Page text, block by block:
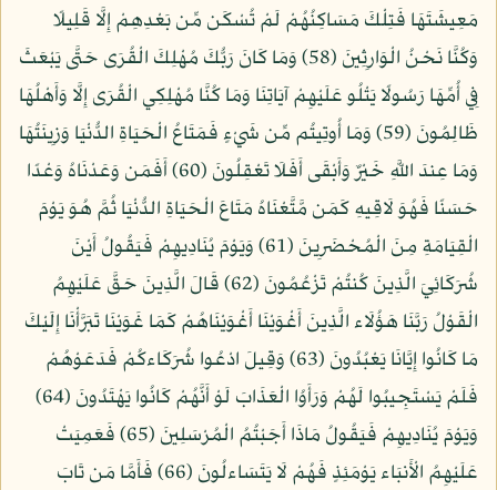
مَعِيشَتَهَا فَتِلْكَ مَسَاكِنُهُمْ لَمْ تُسْكَن مِّن بَعْدِهِمْ إِلَّا قَلِيلًا
وَكُنَّا نَحْنُ الْوَارِثِينَ (58) وَمَا كَانَ رَبُّكَ مُهْلِكَ الْقُرَى حَتَّى يَبْعَثَ
فِي أُمِّهَا رَسُولًا يَتْلُو عَلَيْهِمْ آيَاتِنَا وَمَا كُنَّا مُهْلِكِي الْقُرَى إِلَّا وَأَهْلُهَا
ظَالِمُونَ (59) وَمَا أُوتِيتُم مِّن شَيْءٍ فَمَتَاعُ الْحَيَاةِ الدُّنْيَا وَزِينَتُهَا
وَمَا عِندَ اللَّهِ خَيْرٌ وَأَبْقَى أَفَلَا تَعْقِلُونَ (60) أَفَمَن وَعَدْنَاهُ وَعْدًا
حَسَنًا فَهُوَ لَاقِيهِ كَمَن مَّتَّعْنَاهُ مَتَاعَ الْحَيَاةِ الدُّنْيَا ثُمَّ هُوَ يَوْمَ
الْقِيَامَةِ مِنَ الْمُحْضَرِينَ (61) وَيَوْمَ يُنَادِيهِمْ فَيَقُولُ أَيْنَ
شُرَكَائِيَ الَّذِينَ كُنتُمْ تَزْعُمُونَ (62) قَالَ الَّذِينَ حَقَّ عَلَيْهِمُ
الْقَوْلُ رَبَّنَا هَؤُلَاء الَّذِينَ أَغْوَيْنَا أَغْوَيْنَاهُمْ كَمَا غَوَيْنَا تَبَرَّأْنَا إِلَيْكَ
مَا كَانُوا إِيَّانَا يَعْبُدُونَ (63) وَقِيلَ ادْعُوا شُرَكَاءكُمْ فَدَعَوْهُمْ
فَلَمْ يَسْتَجِيبُوا لَهُمْ وَرَأَوُا الْعَذَابَ لَوْ أَنَّهُمْ كَانُوا يَهْتَدُونَ (64)
وَيَوْمَ يُنَادِيهِمْ فَيَقُولُ مَاذَا أَجَبْتُمُ الْمُرْسَلِينَ (65) فَعَمِيَتْ
عَلَيْهِمُ الْأَنبَاء يَوْمَئِذٍ فَهُمْ لَا يَتَسَاءلُونَ (66) فَأَمَّا مَن تَابَ